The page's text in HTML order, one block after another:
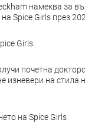
намеква за
Spice Girls през
Girls
почетна
изневери на стила
на Spice Girls